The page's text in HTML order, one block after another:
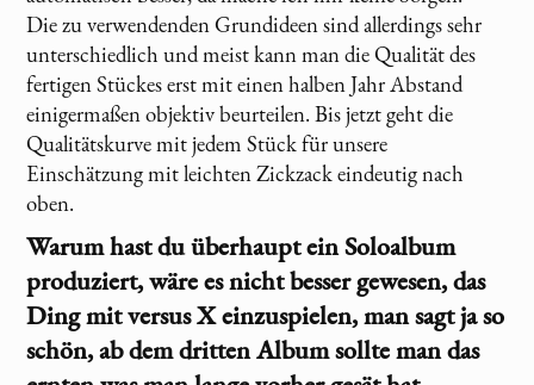
Die zu verwendenden Grundideen sind allerdings sehr
unterschiedlich und meist kann man die Qualität des
fertigen Stückes erst mit einen halben Jahr Abstand
einigermaßen objektiv beurteilen. Bis jetzt geht die
Qualitätskurve mit jedem Stück für unsere
Einschätzung mit leichten Zickzack eindeutig nach
oben.
Warum hast du überhaupt ein Soloalbum
produziert, wäre es nicht besser gewesen, das
Ding mitversus Xeinzuspielen, man sagt ja so
schön, ab dem dritten Album sollte man das